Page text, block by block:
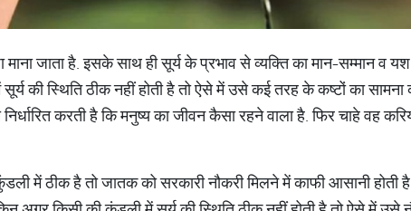
माना जाता है. इसके साथ ही सूर्य के प्रभाव से व्यक्ति का मान-सम्मान व
की स्थिति ठीक नहीं होती है तो ऐसे में उसे कई तरह के कष्टों का सामना
करती है कि मनुष्य का जीवन कैसा रहने वाला है. फिर चाहे वह
में ठीक है तो जातक को सरकारी नौकरी मिलने में काफी आसानी